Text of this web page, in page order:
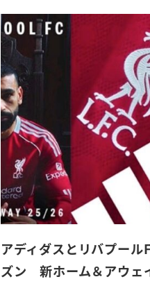
アディダスとリバプー
ズン 新ホーム＆アウェ